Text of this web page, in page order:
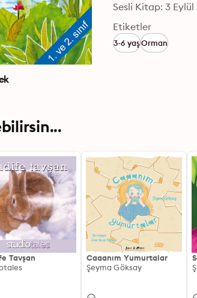
Sesli Kitap: 3 Eylül
Etiketler
3-6 yaşOrman
Tavşan
Caaanım Yumurtalar
Şeyma Göksay